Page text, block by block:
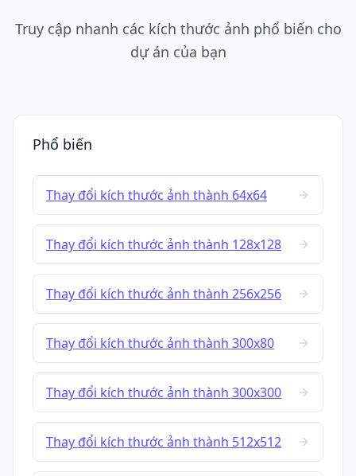
Truy cập nhanh các kích thước ảnh phổ biến cho
dự án của bạn
Phổ biến
Thay đổi kích thước ảnh thành 64x64
Thay đổi kích thước ảnh thành 128x128
Thay đổi kích thước ảnh thành 256x256
Thay đổi kích thước ảnh thành 300x80
Thay đổi kích thước ảnh thành 300x300
Thay đổi kích thước ảnh thành 512x512